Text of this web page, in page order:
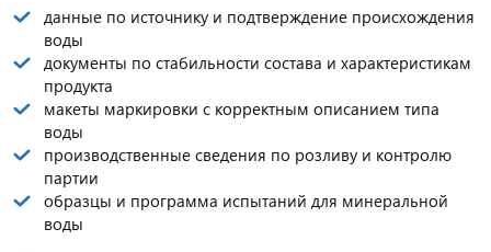
данные по источнику и подтверждение происхождения
воды
документы по стабильности состава и характеристикам
продукта
макеты маркировки с корректным описанием типа
воды
производственные сведения по розливу и контролю
партии
образцы и программа испытаний для минеральной
воды